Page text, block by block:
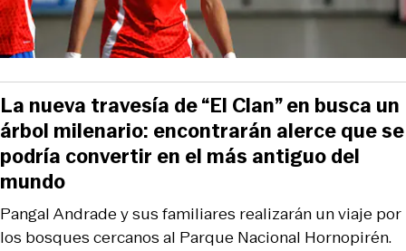
Pangal Andrade y sus familiares realizarán un viaje por
los bosques cercanos al Parque Nacional Hornopirén.
La nueva travesía de “El Clan” en busca un
árbol milenario: encontrarán alerce que se
podría convertir en el más antiguo del
mundo